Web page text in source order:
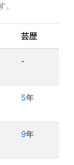
芸歴
-
5年
9年